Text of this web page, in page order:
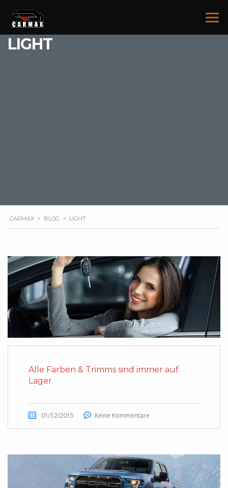
LIGHT
CARMAX > BLOG > LIGHT
Alle Farben & Trimms sind immer auf
Lager
01/12/2015 Keine Kommentare